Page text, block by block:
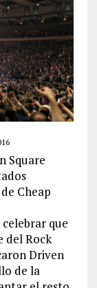
Square
Cheap
que
del Rock
Driven
de la